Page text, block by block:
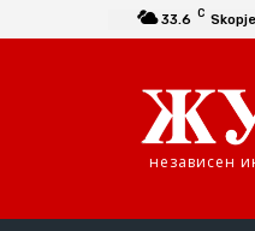
33.6 C Skopje
независен